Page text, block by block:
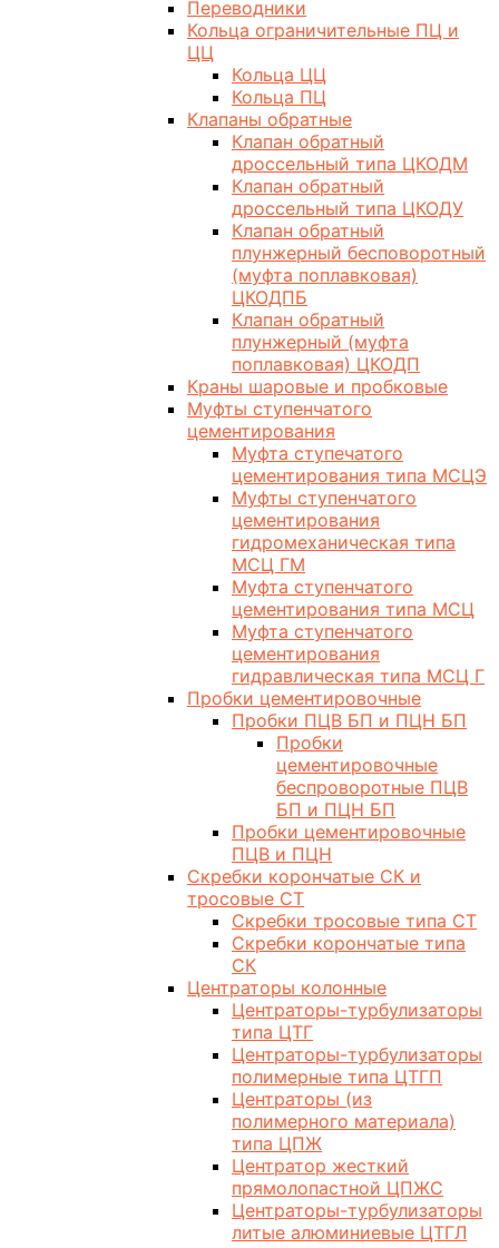
Переводники
Кольца ограничительные ПЦ и
ЦЦ
Кольца ЦЦ
Кольца ПЦ
Клапаны обратные
Клапан обратный
дроссельный типа ЦКОДМ
Клапан обратный
дроссельный типа ЦКОДУ
Клапан обратный
плунжерный бесповоротный
(муфта поплавковая)
ЦКОДПБ
Клапан обратный
плунжерный (муфта
поплавковая) ЦКОДП
Краны шаровые и пробковые
Муфты ступенчатого
цементирования
Муфта ступечатого
цементирования типа МСЦЭ
Муфты ступенчатого
цементирования
гидромеханическая типа
МСЦ ГМ
Муфта ступенчатого
цементирования типа МСЦ
Муфта ступенчатого
цементирования
гидравлическая типа МСЦ Г
Пробки цементировочные
Пробки ПЦВ БП и ПЦН БП
Пробки
цементировочные
беспроворотные ПЦВ
БП и ПЦН БП
Пробки цементировочные
ПЦВ и ПЦН
Скребки корончатые СК и
тросовые СТ
Скребки тросовые типа СТ
Скребки корончатые типа
СК
Центраторы колонные
Центраторы-турбулизаторы
типа ЦТГ
Центраторы-турбулизаторы
полимерные типа ЦТГП
Центраторы (из
полимерного материала)
типа ЦПЖ
Центратор жесткий
прямолопастной ЦПЖС
Центраторы-турбулизаторы
литые алюминиевые ЦТГЛ